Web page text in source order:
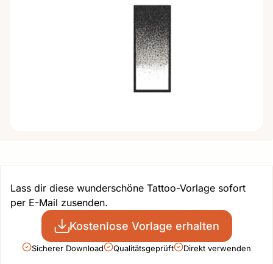
Lass dir diese wunderschöne Tattoo-Vorlage sofort
per E-Mail zusenden.
Kostenlose Vorlage erhalten
Sicherer Download Qualitätsgeprüft Direkt verwenden